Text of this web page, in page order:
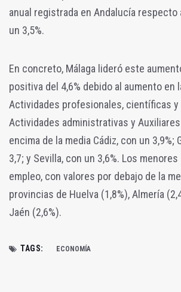
anual registrada en Andalucía respecto
un 3,5%.
En concreto, Málaga lideró este
positiva del 4,6% debido al aumento en
Actividades profesionales, científicas
Actividades administrativas y
encima de la media Cádiz, con un 3,9%;
3,7; y Sevilla, con un 3,6%. Los
empleo, con valores por debajo de la
provincias de Huelva (1,8%), Almería
Jaén (2,6%).
TAGS: ECONOMÍA